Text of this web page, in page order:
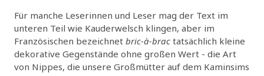
Für manche Leserinnen und Leser mag der Text im
unteren Teil wie Kauderwelsch klingen, aber im
Französischen bezeichnet bric-à-brac tatsächlich kleine
dekorative Gegenstände ohne großen Wert - die Art
von Nippes, die unsere Großmütter auf dem Kaminsims